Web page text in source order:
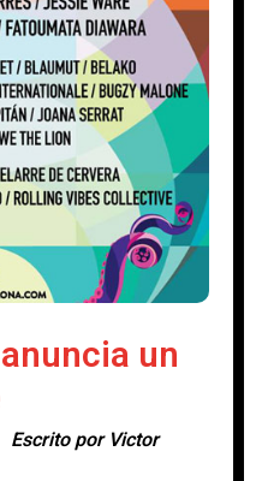
un
Escrito por Victor